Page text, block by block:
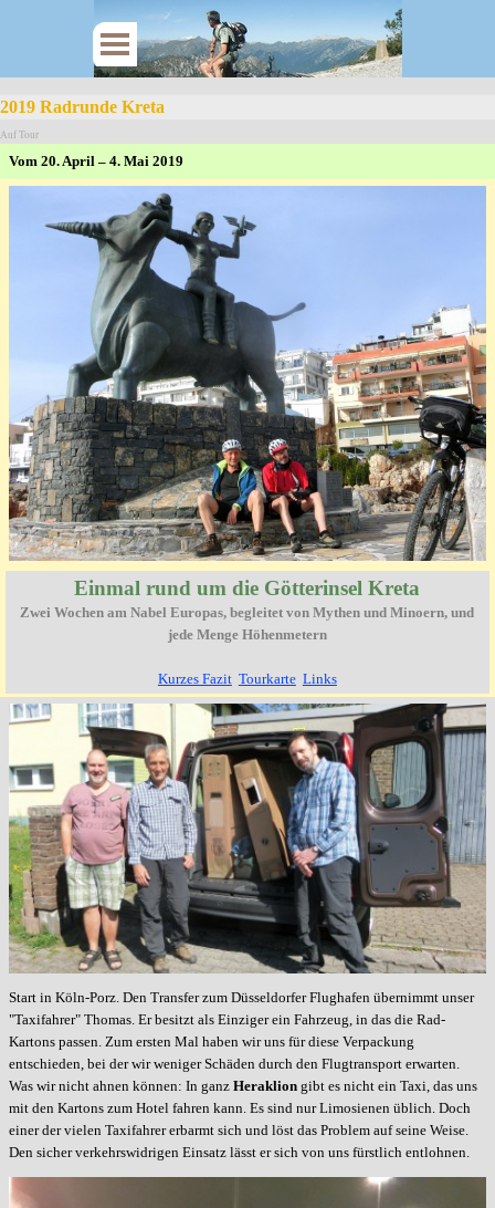
2019 Radrunde Kreta
Auf Tour
Vom 20. April – 4. Mai 2019
Einmal rund um die Götterinsel Kreta
Zwei Wochen am Nabel Europas, begleitet von Mythen und Minoern, und
jede Menge Höhenmetern
Kurzes Fazit Tourkarte Links
Start in Köln-Porz. Den Transfer zum Düsseldorfer Flughafen übernimmt unser
"Taxifahrer" Thomas. Er besitzt als Einziger ein Fahrzeug, in das die Rad-
Kartons passen. Zum ersten Mal haben wir uns für diese Verpackung
entschieden, bei der wir weniger Schäden durch den Flugtransport erwarten.
Was wir nicht ahnen können: In ganz Heraklion gibt es nicht ein Taxi, das uns
mit den Kartons zum Hotel fahren kann. Es sind nur Limosienen üblich. Doch
einer der vielen Taxifahrer erbarmt sich und löst das Problem auf seine Weise.
Den sicher verkehrswidrigen Einsatz lässt er sich von uns fürstlich entlohnen.